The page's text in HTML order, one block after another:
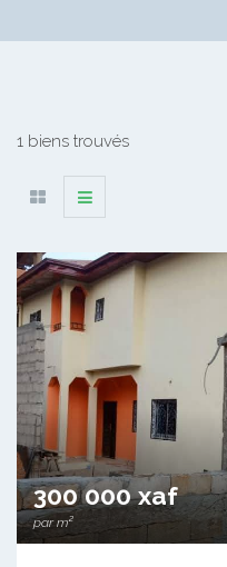
1 biens trouvés
300 000 xaf
par m²